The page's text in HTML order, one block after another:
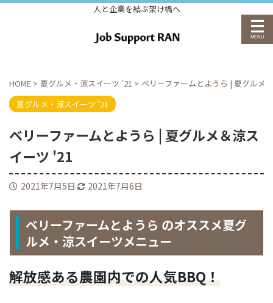
人と企業を結ぶ架け橋へ
HOME > 夏グルメ・涼スイーツ '21 > ベリーファームとようら | 夏グルメ
夏グルメ・涼スイーツ '21
ベリーファームとようら | 夏グルメ＆涼ス
イーツ '21
2021年7月5日 2021年7月6日
ベリーファームとようら のオススメ夏グ
ルメ・涼スイーツメニュー
解放感ある農園内での人気BBQ！